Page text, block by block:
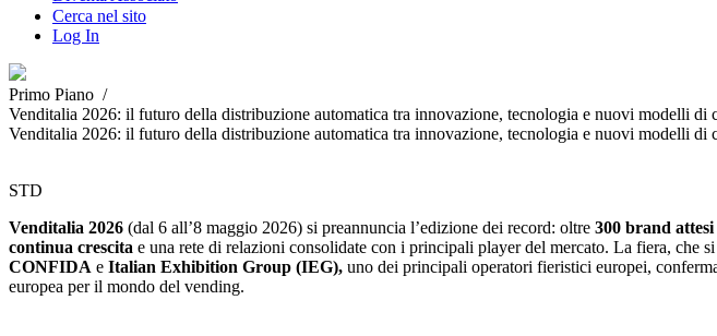
Cerca nel sito
Log In
Primo Piano /
Venditalia 2026: il futuro della distribuzione automatica tra innovazione, tecnologia e nuovi modelli di
Venditalia 2026: il futuro della distribuzione automatica tra innovazione, tecnologia e nuovi modelli di
STD
Venditalia 2026 (dal 6 all’8 maggio 2026) si preannuncia l’edizione dei record: oltre 300 brand attesi
continua crescita e una rete di relazioni consolidate con i principali player del mercato. La fiera, che
CONFIDA e Italian Exhibition Group (IEG), uno dei principali operatori fieristici europei,
europea per il mondo del vending.